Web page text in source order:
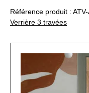
Référence produit :
Verrière 3 travées